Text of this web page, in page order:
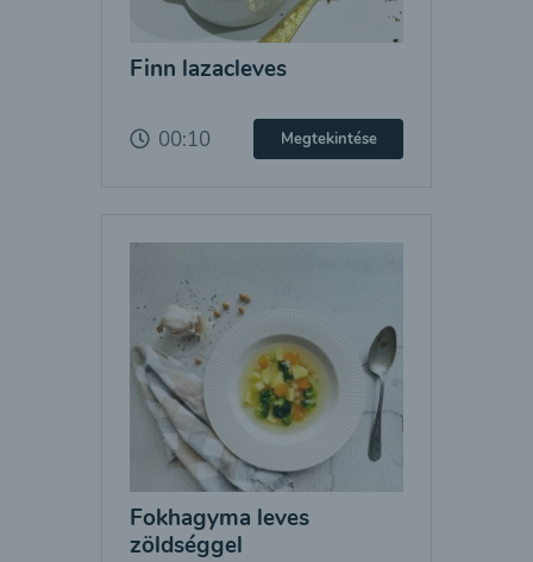
Finn lazacleves
00:10 Megtekintése
Fokhagyma leves
zöldséggel